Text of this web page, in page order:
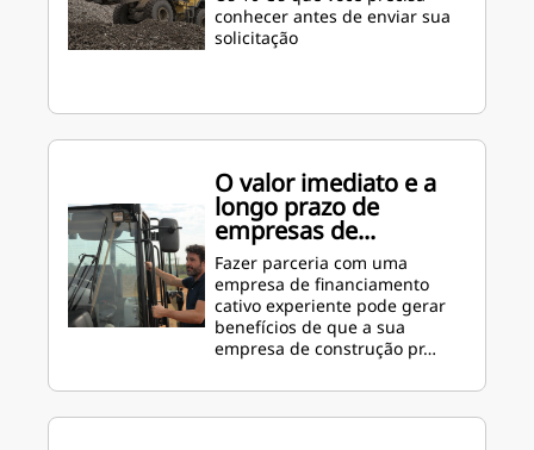
conhecer antes de enviar sua
solicitação
O valor imediato e a
longo prazo de
empresas de...
Fazer parceria com uma
empresa de financiamento
cativo experiente pode gerar
benefícios de que a sua
empresa de construção pr…